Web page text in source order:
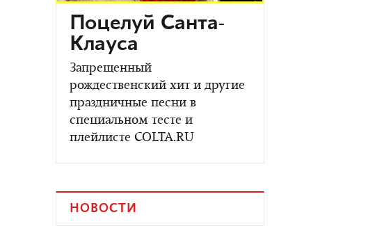
Поцелуй Санта-
Клауса
Запрещенный
рождественский хит и другие
праздничные песни в
специальном тесте и
плейлисте COLTA.RU
НОВОСТИ